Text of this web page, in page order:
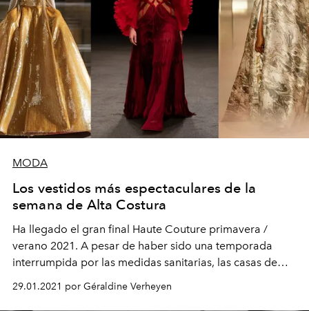
MODA
Los vestidos más espectaculares de la
semana de Alta Costura
Ha llegado el gran final Haute Couture primavera /
verano 2021. A pesar de haber sido una temporada
interrumpida por las medidas sanitarias, las casas de
moda han develado creaciones excepcionales.
29.01.2021 por Géraldine Verheyen